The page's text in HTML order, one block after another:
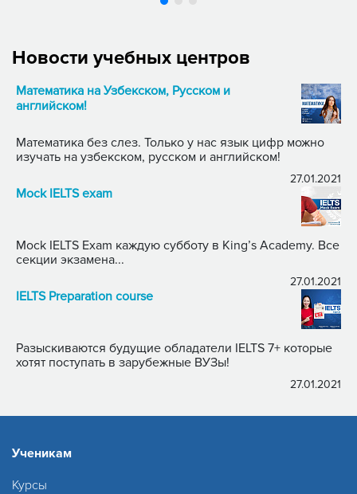
Новости учебных центров
Математика на Узбекском, Русском и
английском!
Математика без слез. Только у нас язык цифр можно
изучать на узбекском, русском и английском!
27.01.2021
Mock IELTS exam
Mock IELTS Exam каждую субботу в King’s Academy. Все
секции экзамена...
27.01.2021
IELTS Preparation course
Разыскиваются будущие обладатели IELTS 7+ которые
хотят поступать в зарубежные ВУЗы!
27.01.2021
Ученикам
Курсы